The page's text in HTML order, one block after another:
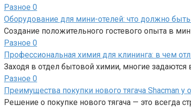
Разное 0
Оборудование для мини-отелей: что должно
Создание положительного гостевого опыта в
Разное 0
Профессиональная химия для клининга: в чем
Заходя в отдел бытовой химии, многие
Разное 0
Преимущества покупки нового тягача Shacman у
Решение о покупке нового тягача — это всегда